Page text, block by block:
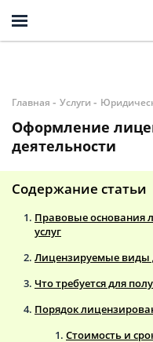
Главная - Услуги -
Оформление
деятельности
Содержание статьи
Правовые основания
услуг
Лицензируемые виды
Что требуется для
Порядок
Стоимость и